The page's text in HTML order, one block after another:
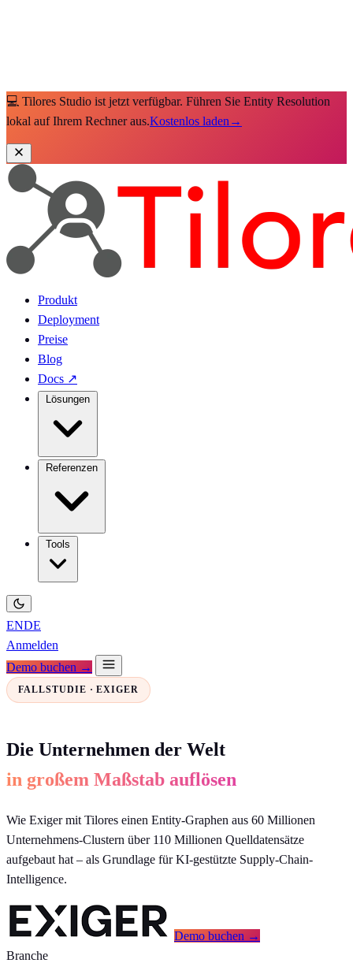
💻 Tilores Studio ist jetzt verfügbar. Führen Sie Entity Resolution
lokal auf Ihrem Rechner aus.Kostenlos laden →
Produkt
Deployment
Preise
Blog
Docs ↗
ENDE
Anmelden
Demo buchen →
FALLSTUDIE · EXIGER
Die Unternehmen der Welt
in großem Maßstab auflösen
Wie Exiger mit Tilores einen Entity-Graphen aus 60 Millionen
Unternehmens-Clustern über 110 Millionen Quelldatensätze
aufgebaut hat – als Grundlage für KI-gestützte Supply-Chain-
Intelligence.
Demo buchen →
Branche